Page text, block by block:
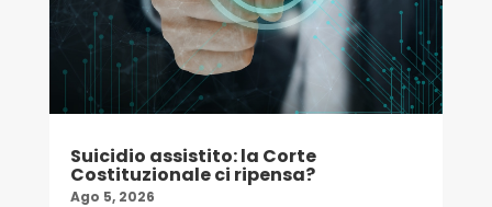
Suicidio assistito: la Corte
Costituzionale ci ripensa?
Ago 5, 2026